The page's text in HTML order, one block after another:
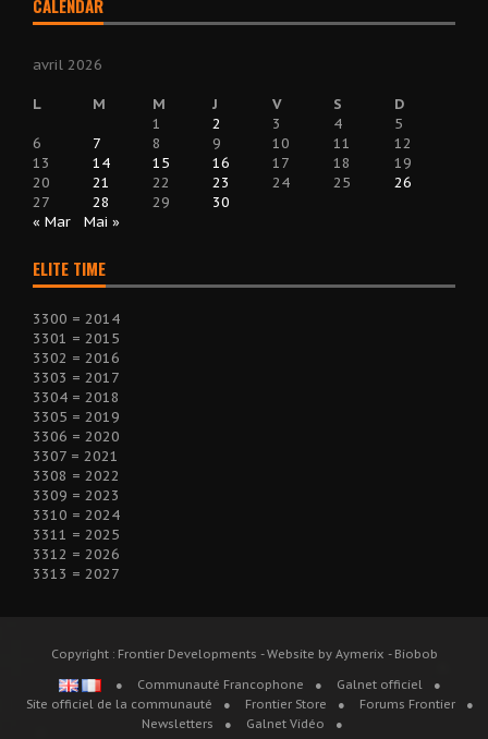
CALENDAR
avril 2026
L M M J V S
D
1
2 3 4
5
6
7 8 9 10 11
12
13
14 15 16 17 18
19
20
21 22 23 24 25
26
27
28 29
30
« Mar
Mai »
ELITE TIME
3300 = 2014
3301 = 2015
3302 = 2016
3303 = 2017
3304 = 2018
3305 = 2019
3306 = 2020
3307 = 2021
3308 = 2022
3309 = 2023
3310 = 2024
3311 = 2025
3312 = 2026
3313 = 2027
Copyright : Frontier Developments - Website by Aymerix - Biobob
Communauté Francophone
Galnet officiel
Site officiel de la communauté
Frontier Store
Forums Frontier
Newsletters
Galnet Vidéo